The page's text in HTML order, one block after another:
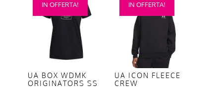
IN OFFERTA!
UA BOX WDMK
ORIGINATORS SS
prodotto
varianti.
opzioni
possono
IN OFFERTA!
UA ICON FLEECE
CREW
prodotto
varianti.
opzioni
possono